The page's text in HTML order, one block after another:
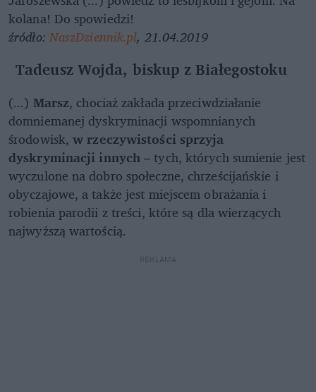
kolana! Do spowiedzi!
źródło: NaszDziennik.pl, 21.04.2019
Tadeusz Wojda, biskup z Białegostoku
(...) Marsz, chociaż zakłada przeciwdziałanie
domniemanej dyskryminacji wspomnianych
środowisk,w rzeczywistości sprzyja
dyskryminacji innych– tych, których sumienie jest
wyczulone na dobro społeczne, chrześcijańskie i
obyczajowe, a także jest miejscem obrażania i
robienia parodii z treści, które są dla wierzących
najwyższą wartością.
REKLAMA